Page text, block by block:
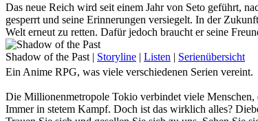
Das neue Reich wird seit einem Jahr von Seto geführt,
gesperrt und seine Erinnerungen versiegelt. In der
Welt erneut zu retten. Dafür jedoch braucht er seine
Kommst du nach Ägypten und stellst dich auf seine
Shadow of the Past | Storyline | Listen | Serienübersicht
Ein Anime RPG, was viele verschiedenen Serien vereint.
Die Millionenmetropole Tokio verbindet viele Menschen,
Immer in stetem Kampf. Doch ist das wirklich alles?